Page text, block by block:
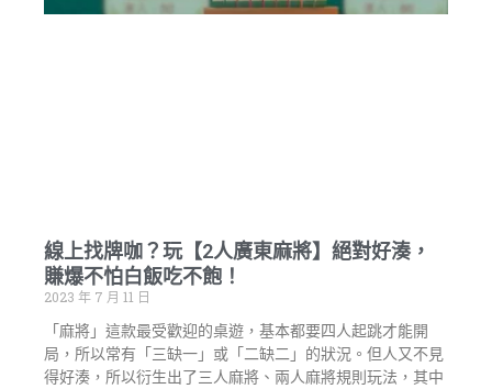
線上找牌咖？玩【2人廣東麻將】絕對好湊，
賺爆不怕白飯吃不飽！
2023 年 7 月 11 日
「麻將」這款最受歡迎的桌遊，基本都要四人起跳才能開
局，所以常有「三缺一」或「二缺二」的狀況。但人又不見
得好湊，所以衍生出了三人麻將、兩人麻將規則玩法，其中